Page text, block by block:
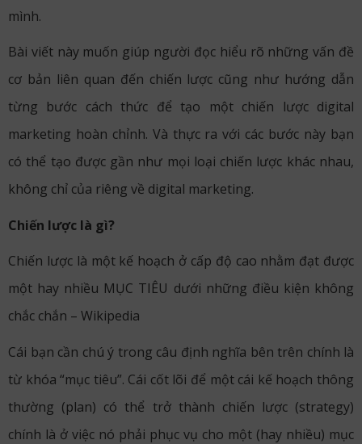
mình.
Bài viết này muốn giúp người đọc hiểu rõ những vấn đề
cơ bản liên quan đến chiến lược cũng như hướng dẫn
từng bước cách thức để tạo một chiến lược digital
marketing hoàn chỉnh. Và thực ra với các bước này bạn
có thể tạo được gần như mọi loại chiến lược khác nhau,
không chỉ của riêng về digital marketing.
Chiến lược là gì?
Chiến lược là một kế hoạch ở cấp độ cao nhằm đạt được
một hay nhiều MỤC TIÊU dưới những điều kiện không
chắc chắn – Wikipedia
Cái bạn cần chú ý trong câu định nghĩa bên trên chính là
từ khóa “mục tiêu”. Cái cốt lõi để một cái kế hoạch thông
thường (plan) có thể trở thành chiến lược (strategy)
chính là ở việc nó phải phục vụ cho một (hay nhiều) mục